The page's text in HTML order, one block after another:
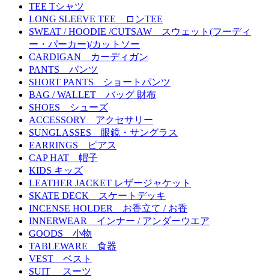
TEE Tシャツ
LONG SLEEVE TEE ロンTEE
SWEAT / HOODIE /CUTSAW スウェット(フーディ
ー・パーカー)/カットソー
CARDIGAN カーディガン
PANTS パンツ
SHORT PANTS ショートパンツ
BAG / WALLET バッグ 財布
SHOES シューズ
ACCESSORY アクセサリー
SUNGLASSES 眼鏡・サングラス
EARRINGS ピアス
CAP HAT 帽子
KIDS キッズ
LEATHER JACKET レザージャケット
SKATE DECK スケートデッキ
INCENSE HOLDER お香立て / お香
INNERWEAR インナー / アンダーウエア
GOODS 小物
TABLEWARE 食器
VEST ベスト
SUIT スーツ